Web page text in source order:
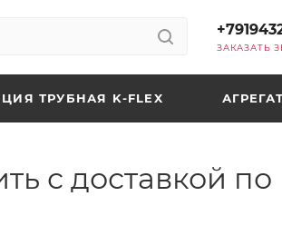
ЗАКАЗАТЬ
ТРУБНАЯ K-FLEX
с доставкой по